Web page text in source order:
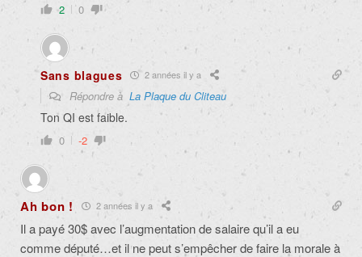
2 0
Sans blagues 2 années il y a
Répondre à La Plaque du Cliteau
Ton QI est faible.
0 -2
Ah bon ! 2 années il y a
Il a payé 30$ avec l’augmentation de salaire qu’il a eu
comme député…et il ne peut s’empêcher de faire la morale à